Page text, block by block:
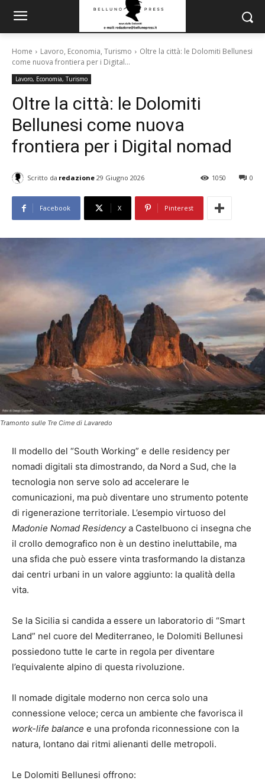
Home Lavoro, Economia, Turismo
Oltre la città: le Dolomiti Bellunesi
come nuova frontiera per i Digital...
Lavoro, Economia, Turismo
Oltre la città: le Dolomiti
Bellunesi come nuova
frontiera per i Digital nomad
Scritto da redazione 29 Giugno 2026 0
1050
Facebook X Pinterest
Tramonto sulle Tre Cime di Lavaredo
Il modello del “South Working” e delle residency per
nomadi digitali sta dimostrando, da Nord a Sud, che la
tecnologia non serve solo ad accelerare le
comunicazioni, ma può diventare uno strumento potente
di rigenerazione territoriale. L’esempio virtuoso del
Madonie Nomad Residencya Castelbuono ci insegna che
il crollo demografico non è un destino ineluttabile, ma
una sfida che può essere vinta trasformando la distanza
dai centri urbani in un valore aggiunto: la qualità della
vita.
Se la Sicilia si candida a essere un laboratorio di “Smart
Land” nel cuore del Mediterraneo, le Dolomiti Bellunesi
possiedono tutte le carte in regola per diventare
l’equivalente alpino di questa rivoluzione.
Il nomade digitale moderno non cerca solo una
connessione veloce; cerca un ambiente che favorisca il
work-life balance e una profonda riconnessione con la
natura, lontano dai ritmi alienanti delle metropoli.
Le Dolomiti Bellunesi offrono: